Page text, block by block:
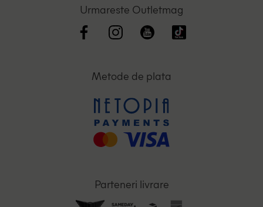
Urmareste Outletmag
Metode de plata
Parteneri livrare